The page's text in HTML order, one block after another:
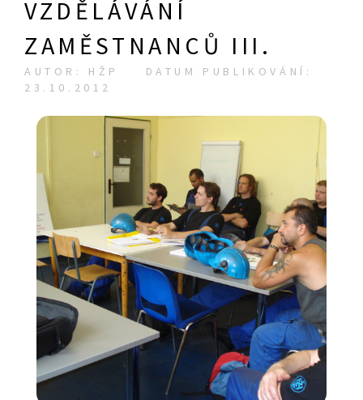
VZDĚLÁVÁNÍ
ZAMĚSTNANCŮ III.
AUTOR: HŽP
DATUM PUBLIKOVÁNÍ:
23.10.2012